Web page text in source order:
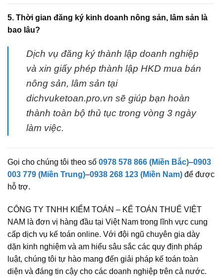
5. Thời gian đăng ký kinh doanh nông sản, lâm sản là
bao lâu?
Dịch vụ đăng ký thành lập doanh nghiệp
và xin giấy phép thành lập HKD mua bán
nông sản, lâm sản tại
dichvuketoan.pro.vn sẽ giúp bạn hoàn
thành toàn bộ thủ tục trong vòng 3 ngày
làm việc.
Gọi cho chúng tôi theo số 0978 578 866 (Miền Bắc)–0903
003 779 (Miền Trung)–0938 268 123 (Miền Nam) để được
hỗ trợ.
CÔNG TY TNHH KIỂM TOÁN – KẾ TOÁN THUẾ VIỆT
NAM là đơn vị hàng đầu tại Việt Nam trong lĩnh vực cung
cấp dịch vụ kế toán online. Với đội ngũ chuyên gia dày
dặn kinh nghiệm và am hiểu sâu sắc các quy định pháp
luật, chúng tôi tự hào mang đến giải pháp kế toán toàn
diện và đáng tin cậy cho các doanh nghiệp trên cả nước.